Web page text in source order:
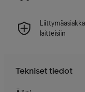
laitteisiin
Tekniset tiedot